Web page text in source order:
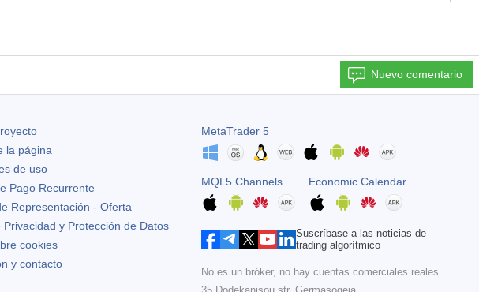
Nuevo comentario
la página
de uso
Pago Recurrente
Representación - Oferta
Privacidad y Protección de Datos
cookies
y contacto
MetaTrader 5
MQL5 Channels Economic Calendar
Suscríbase a las noticias de
trading algorítmico
No es un bróker, no hay cuentas comerciales reales